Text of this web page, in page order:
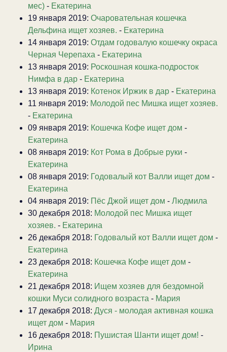
мес) - Екатерина
19 января 2019: Очаровательная кошечка
Дельфина ищет хозяев. - Екатерина
14 января 2019: Отдам годовалую кошечку окраса
Черная Черепаха - Екатерина
13 января 2019: Роскошная кошка-подросток
Нимфа в дар - Екатерина
13 января 2019: Котенок Иржик в дар - Екатерина
11 января 2019: Молодой пес Мишка ищет хозяев.
- Екатерина
09 января 2019: Кошечка Кофе ищет дом -
Екатерина
08 января 2019: Кот Рома в Добрые руки -
Екатерина
08 января 2019: Годовалый кот Валли ищет дом -
Екатерина
04 января 2019: Пёс Джой ищет дом - Людмила
30 декабря 2018: Молодой пес Мишка ищет
хозяев. - Екатерина
26 декабря 2018: Годовалый кот Валли ищет дом -
Екатерина
23 декабря 2018: Кошечка Кофе ищет дом -
Екатерина
21 декабря 2018: Ищем хозяев для бездомной
кошки Муси солидного возраста - Мария
17 декабря 2018: Дуся - молодая активная кошка
ищет дом - Мария
16 декабря 2018: Пушистая Шанти ищет дом! -
Ирина